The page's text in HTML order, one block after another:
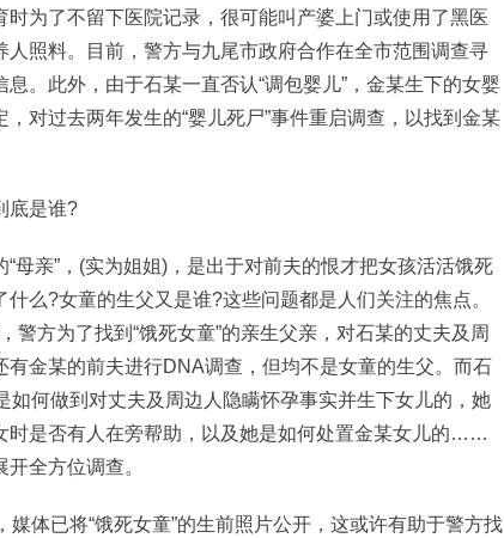
为了不留下医院记录，很可能叫产婆上门或使用了黑医
人照料。目前，警方与九尾市政府合作在全市范围调查寻
。此外，由于石某一直否认“调包婴儿”，金某生下的女婴
对过去两年发生的“婴儿死尸”事件重启调查，以找到金某
是谁?
亲”，(实为姐姐)，是出于对前夫的恨才把女孩活活饿死
么?女童的生父又是谁?这些问题都是人们关注的焦点。
警方为了找到“饿死女童”的亲生父亲，对石某的丈夫及周
有金某的前夫进行DNA调查，但均不是女童的生父。而石
如何做到对丈夫及周边人隐瞒怀孕事实并生下女儿的，她
时是否有人在旁帮助，以及她是如何处置金某女儿的……
全方位调查。
体已将“饿死女童”的生前照片公开，这或许有助于警方找